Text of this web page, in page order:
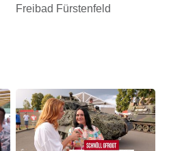
Freibad Fürstenfeld